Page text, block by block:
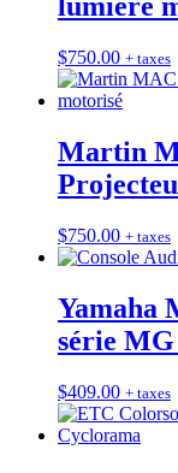
$750.00 + taxes
Martin
$750.00 + taxes
Yamaha
série MG
$409.00 + taxes